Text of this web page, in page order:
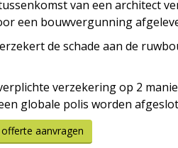
van een architect
een bouwvergunning
de schade aan de
verzekering op 2
globale polis worden
aanvragen